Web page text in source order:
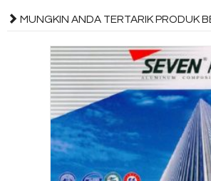
MUNGKIN ANDA TERTARIK PRODUK